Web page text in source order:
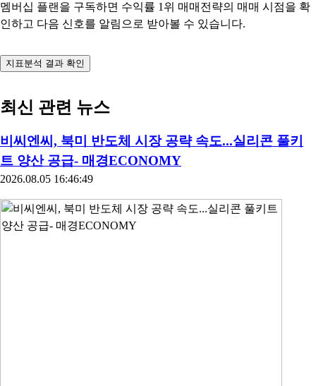
멤버십 플랜을 구독하면 수익률 1위 매매전략의 매매 시점을 확
인하고 다음 신호를 알림으로 받아볼 수 있습니다.
지표분석 결과 확인
최신 관련 뉴스
비씨엔씨, 북미 반도체 시장 공략 속도...실리콘 풀키
트 양산 공급- 매경ECONOMY
2026.08.05 16:46:49